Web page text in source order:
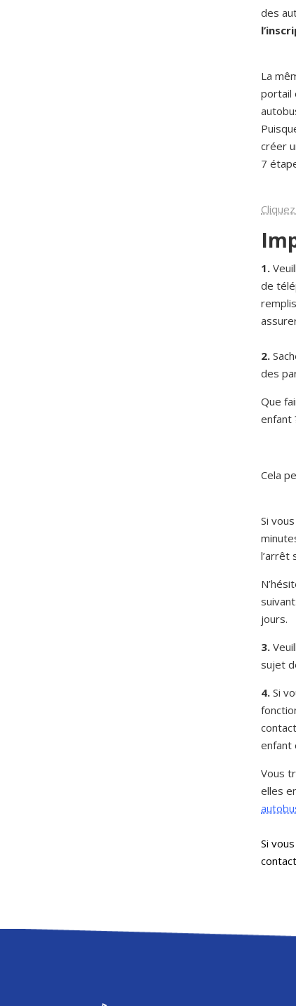
des
La
portail
créer
7
1.
de
2.
des
Que
enfant
Cela
Si
l’arrêt
suivant:
jours.
3.
sujet
4. Si
enfant
Vous
elles
Si